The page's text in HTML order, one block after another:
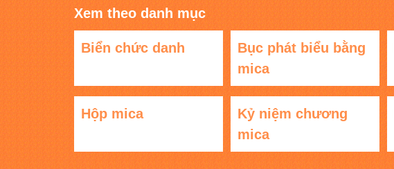
Xem theo danh mục
Biển chức danh
Bục phát biểu bằng
mica
Hộp mica
Kỷ niệm chương
mica